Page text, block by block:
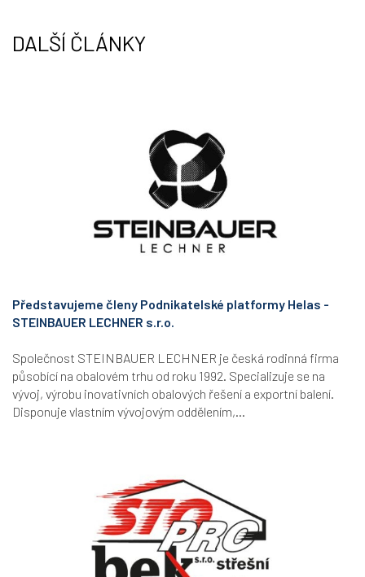
DALŠÍ ČLÁNKY
Představujeme členy Podnikatelské platformy Helas -
STEINBAUER LECHNER s.r.o.
Společnost STEINBAUER LECHNER je česká rodinná firma
působící na obalovém trhu od roku 1992. Specializuje se na
vývoj, výrobu inovativních obalových řešení a exportní balení.
Disponuje vlastním vývojovým oddělením,...